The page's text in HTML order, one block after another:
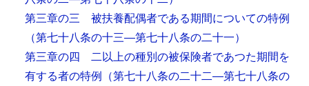
第三章の三 被扶養配偶者である期間についての特例
（第七十八条の十三―第七十八条の二十一）
第三章の四 二以上の種別の被保険者であつた期間を
有する者の特例 （第七十八条の二十二―第七十八条の